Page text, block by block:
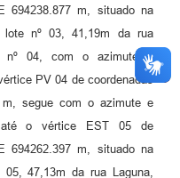
694238.877 m, situado na
nº 03, 41,19m da rua
nº 04, com o azimute e
PV 04 de coordenadas
m, segue com o azimute e
até o vértice EST 05 de
694262.397 m, situado na
47,13m da rua Laguna,